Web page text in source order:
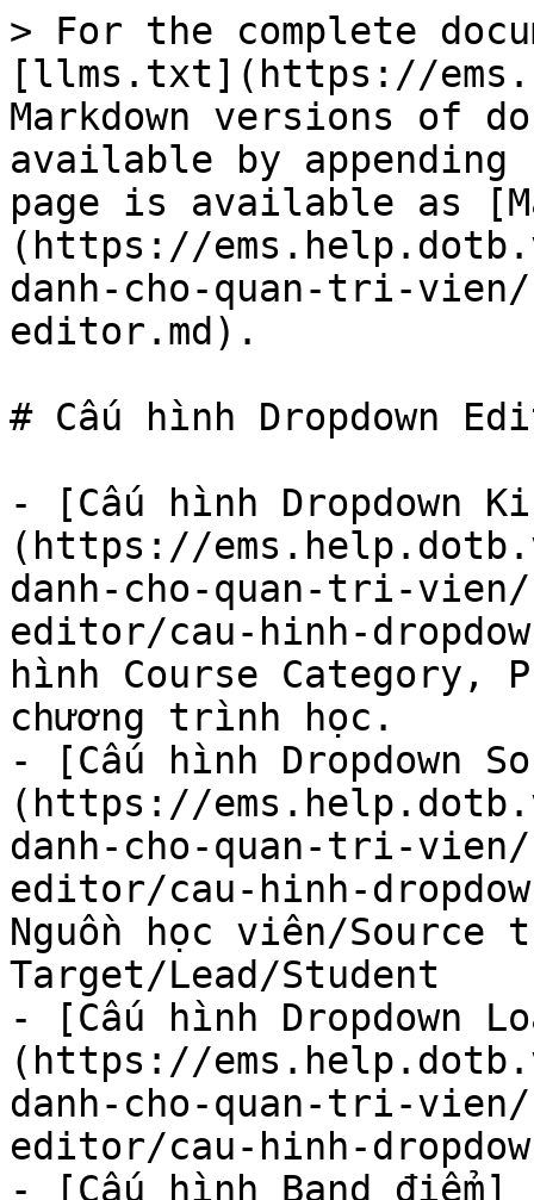
> For the complete
[llms.txt](https://
Markdown versions of
available by
page is available as
(https://
danh-cho-quan-tri-vien/
editor.md).
# Cấu hình Dropdown
- [Cấu hình Dropdown
(https://
danh-cho-quan-tri-vien/
editor/cau-hinh-
hình Course
chương trình học.
- [Cấu hình Dropdown
(https://
danh-cho-quan-tri-vien/
editor/cau-hinh-
Nguồn học viên/Source
Target/Lead/Student
- [Cấu hình Dropdown
(https://
danh-cho-quan-tri-vien/
editor/cau-hinh-
- [Cấu hình Band điểm]